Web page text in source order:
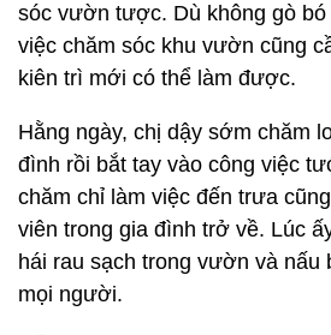
sóc vườn tược. Dù không gò
việc chăm sóc khu vườn cũng
kiên trì mới có thể làm được.
Hằng ngày, chị dậy sớm chăm
đình rồi bắt tay vào công việc
chăm chỉ làm việc đến trưa
viên trong gia đình trở về. Lúc
hái rau sạch trong vườn và nấu
mọi người.